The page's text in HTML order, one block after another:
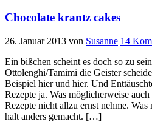
Chocolate krantz cakes
26. Januar 2013 von Susanne 14
Ein bißchen scheint es doch so zu
Ottolenghi/Tamimi die Geister
Beispiel hier und hier. Und
Rezepte ja. Was möglicherweise
Rezepte nicht allzu ernst nehme.
halt anders gemacht. […]